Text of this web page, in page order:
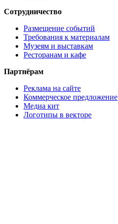
Сотрудничество
Размещение событий
Требования к материалам
Музеям и выставкам
Ресторанам и кафе
Партнёрам
Реклама на сайте
Коммерческое предложение
Медиа кит
Логотипы в векторе